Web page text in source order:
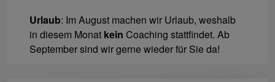
Urlaub: Im August machen wir Urlaub, weshalb
in diesem Monat kein Coaching stattfindet. Ab
September sind wir gerne wieder für Sie da!